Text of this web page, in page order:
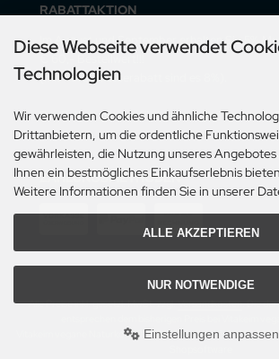
RABATTAKTION
Im August und September erhalten Sie 5%
€ 60,- Bestellwert!!!
(mit Vorauskasserabatt sind es 8%).
Der Rabatt gilt nur für Lieferungen innerhalb
ZAHLUNGSMETHODEN
Alle Preise inkl. gesetzl. MwSt. zzgl.Versandkosten. Die
Vitakeim vegane Naturkost © 2026 | Template © 2009-2026
Diese Webseite verwendet
Technologien
Wir verwenden Cookies und ähnliche
Drittanbietern, um die ordentliche
gewährleisten, die Nutzung unseres Angebotes
Ihnen ein bestmögliches Einkaufserlebnis
Weitere Informationen finden Sie in unserer
ALLE AKZEPTIEREN
NUR NOTWENDIGE
Einstellungen anpassen